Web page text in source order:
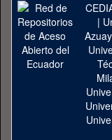
|
Azuay